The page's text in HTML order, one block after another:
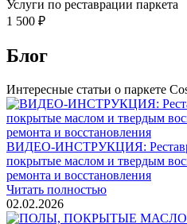
Услуги по реставрации паркета
1 500 ₽
Блог
Интересные статьи о паркете
ВИДЕО-ИНСТРУКЦИЯ:
покрытые маслом и твердым
ремонта и восстановления
Читать полностью
02.02.2026